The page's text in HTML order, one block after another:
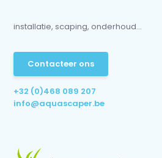
installatie, scaping, onderhoud...
Contacteer ons
+32 (0)468 089 207
info@aquascaper.be